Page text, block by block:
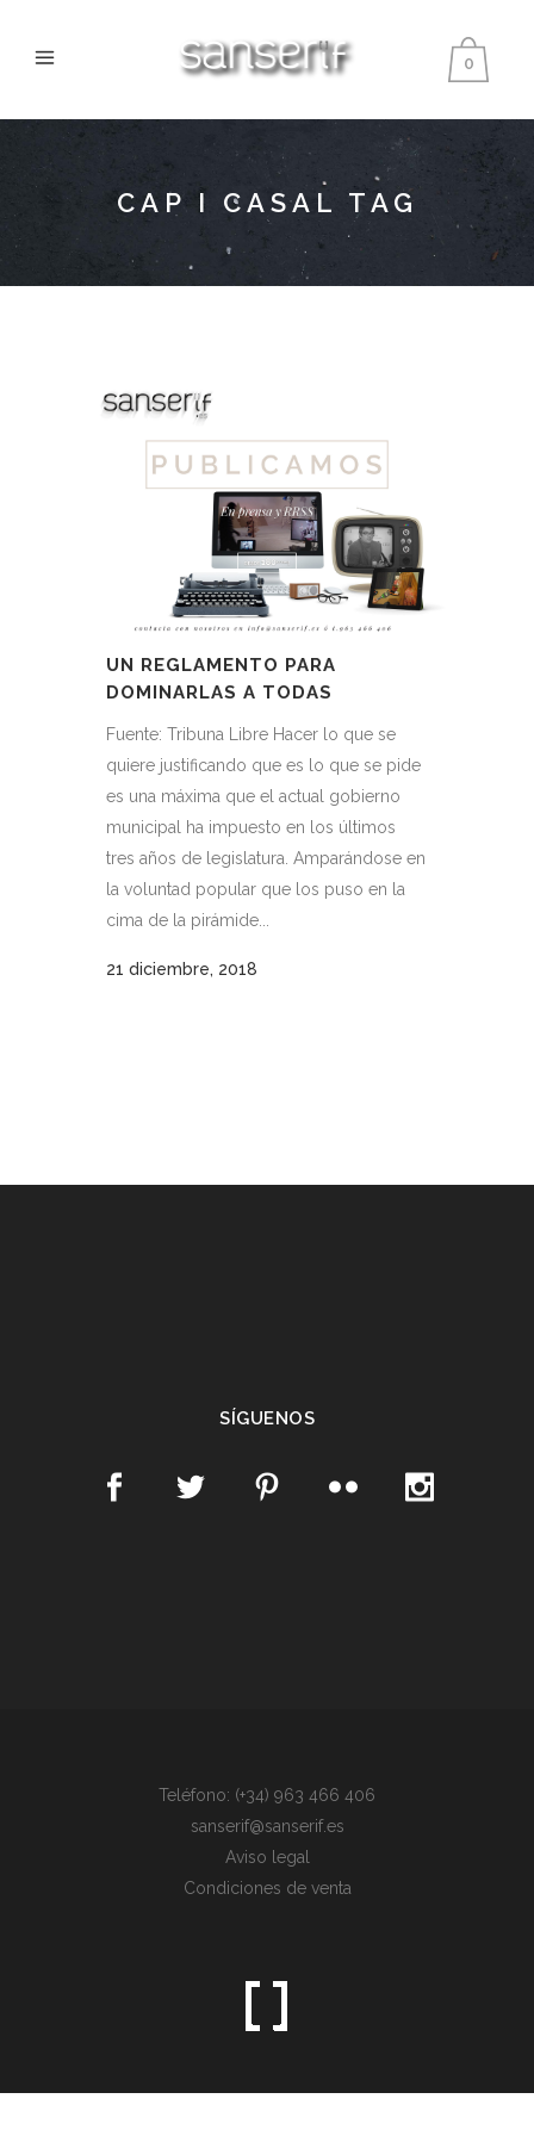
0
CAP I CASAL TAG
UN REGLAMENTO PARA
DOMINARLAS A TODAS
Fuente: Tribuna Libre Hacer lo que se
quiere justificando que es lo que se pide
es una máxima que el actual gobierno
municipal ha impuesto en los últimos
tres años de legislatura. Amparándose en
la voluntad popular que los puso en la
cima de la pirámide...
21 diciembre, 2018
SÍGUENOS
Teléfono: (+34) 963 466 406
sanserif@sanserif.es
Aviso legal
Condiciones de venta